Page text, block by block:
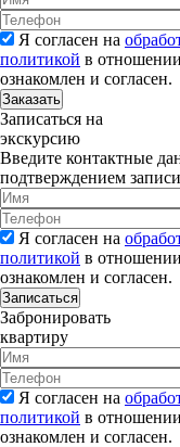
Я согласен на
политикой в
ознакомлен и согласен.
Заказать
Записаться на
экскурсию
Введите контактные
подтверждением записи
Я согласен на
политикой в
ознакомлен и согласен.
Записаться
Забронировать
квартиру
Я согласен на
политикой в
ознакомлен и согласен.